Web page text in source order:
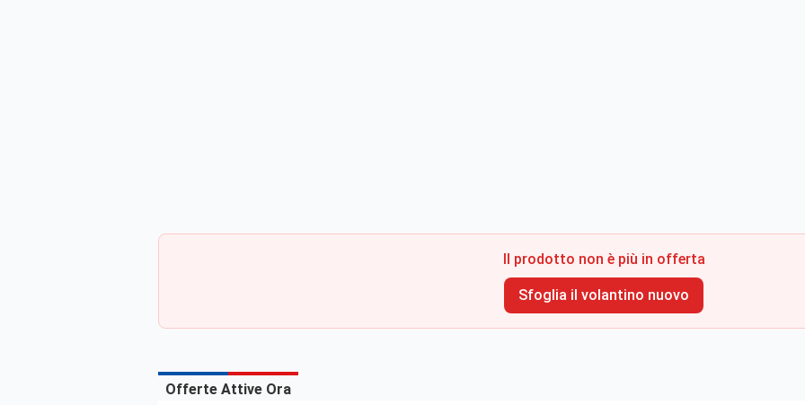
Il prodotto non è più in offerta
Sfoglia il volantino nuovo
Offerte Attive Ora